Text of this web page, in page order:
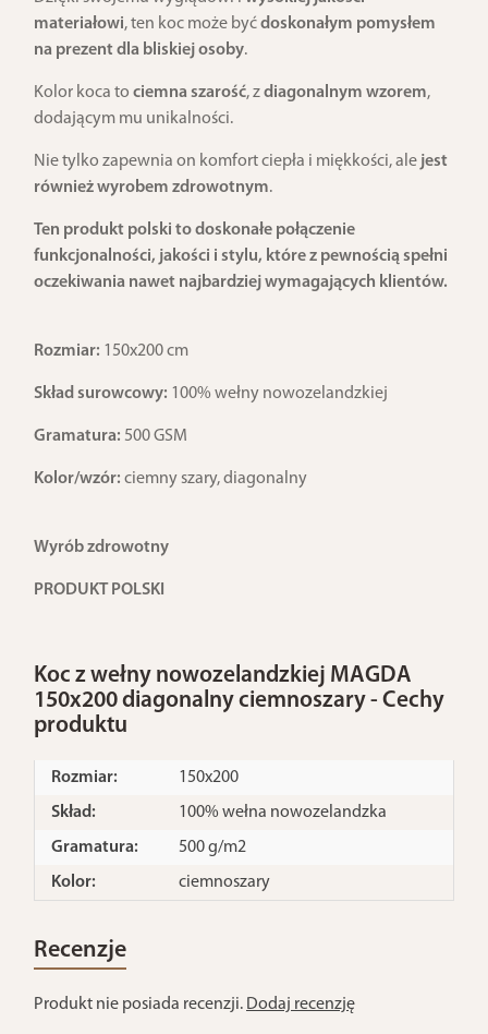
materiałowi, ten koc może byćdoskonałym pomysłem
na prezent dla bliskiej osoby.
Kolor koca to ciemna szarość, zdiagonalnym wzorem,
dodającym mu unikalności.
Nie tylko zapewnia on komfort ciepła i miękkości, ale jest
również wyrobem zdrowotnym.
Ten produkt polski to doskonałe połączenie
funkcjonalności, jakości i stylu, które z pewnością spełni
oczekiwania nawet najbardziej wymagających klientów.
Rozmiar: 150x200 cm
Skład surowcowy: 100% wełny nowozelandzkiej
Gramatura: 500 GSM
Kolor/wzór: ciemny szary, diagonalny
Wyrób zdrowotny
PRODUKT POLSKI
Koc z wełny nowozelandzkiej MAGDA
150x200 diagonalny ciemnoszary - Cechy
produktu
Rozmiar:
150x200
Skład:
100% wełna nowozelandzka
Gramatura:
500 g/m2
Kolor:
ciemnoszary
Recenzje
Produkt nie posiada recenzji. Dodaj recenzję